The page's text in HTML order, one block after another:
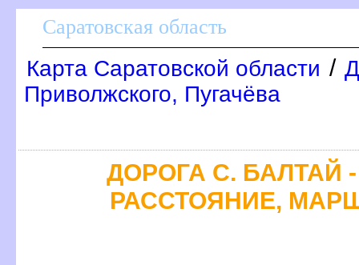
Саратовская область
Карта Саратовской области /
Приволжского, Пугачёва
ДОРОГА С. БАЛТАЙ -
РАССТОЯНИЕ,